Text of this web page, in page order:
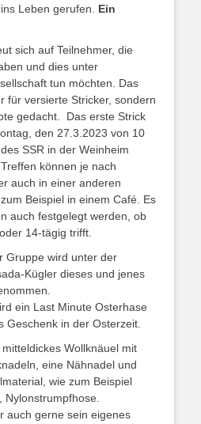
Leben gerufen.
Ein
sich auf Teilnehmer, die
und dies unter
tun möchten. Das
für versierte Stricker, sondern
gedacht. Das erste Strick
den 27.3.2023 von 10
SSR in der Weinheim
können je nach
auch in einer anderen
Beispiel in einem Café. Es
auch festgelegt werden, ob
14-tägig trifft.
Gruppe wird unter der
Kügler dieses und jenes
ein Last Minute Osterhase
Geschenk in der Osterzeit.
Wollknäuel mit
eine Nähnadel und
wie zum Beispiel
auch gerne sein eigenes